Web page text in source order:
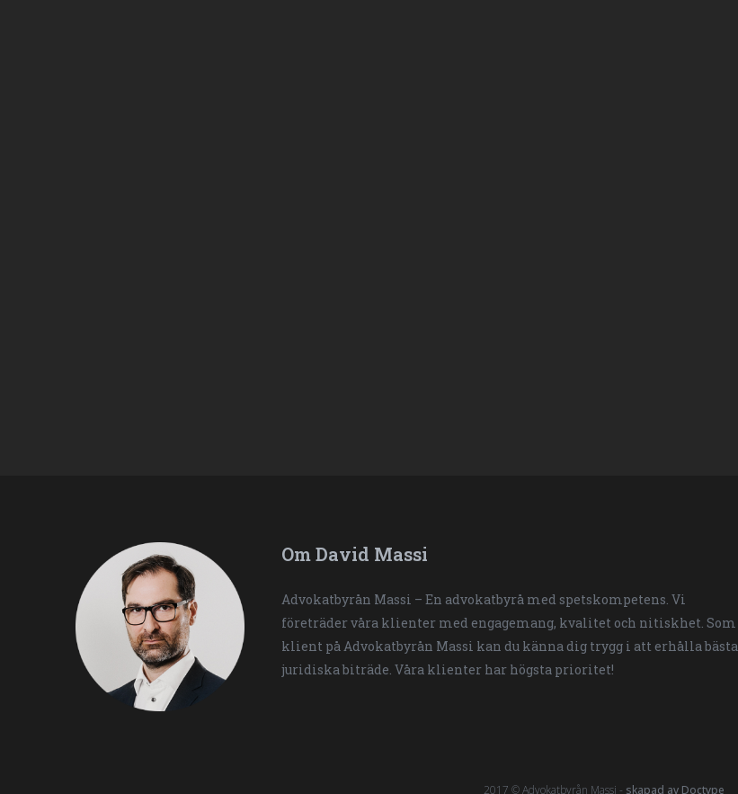
Om David Massi
Advokatbyrån Massi – En advokatbyrå med spetskompetens. Vi
företräder våra klienter med engagemang, kvalitet och nitiskhet. Som
klient på Advokatbyrån Massi kan du känna dig trygg i att erhålla bästa
juridiska biträde. Våra klienter har högsta prioritet!
2017 © Advokatbyrån Massi - skapad av Doctype